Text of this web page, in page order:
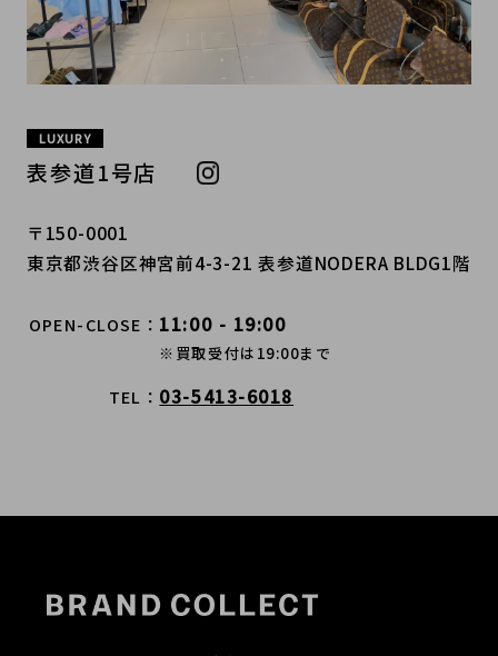
LUXURY
表参道1号店
〒150-0001
東京都渋谷区神宮前4-3-21 表参道NODERA BLDG1階
OPEN-CLOSE 11:00 - 19:00
※買取受付は19:00まで
TEL 03-5413-6018